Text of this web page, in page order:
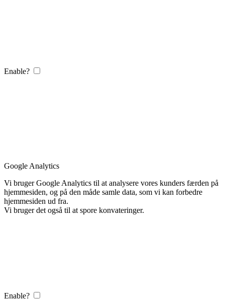
Enable?
Google Analytics
Vi bruger Google Analytics til at analysere vores kunders færden på
hjemmesiden, og på den måde samle data, som vi kan forbedre
hjemmesiden ud fra.
Vi bruger det også til at spore konvateringer.
Enable?